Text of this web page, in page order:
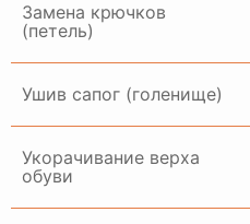
Замена крючков
(петель)
Ушив сапог (голенище)
Укорачивание верха
обуви